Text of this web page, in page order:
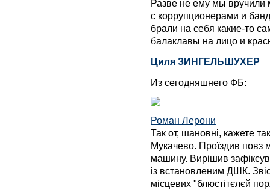
Разве не ему мы вручили
с коррупционерами и
брали на себя какие-то
балаклавы на лицо и
Циля ЗИНГЕЛЬШУХЕР
Из сегодняшнего ФБ:
Роман Лерони
Так от, шановні, кажете
Мукачево. Проїздив повз
машину. Вирішив
із встановленим ДШК.
місцевих "блюстітєлєй